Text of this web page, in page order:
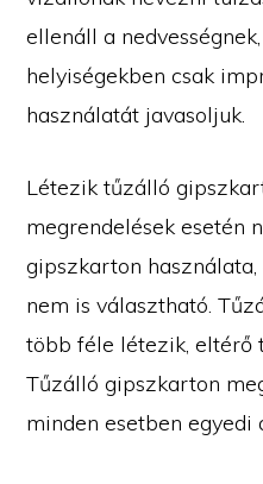
ellenáll a
helyiségekben csak
használatát javasoljuk.
Létezik tűzálló
megrendelések esetén
gipszkarton
nem is választható.
több féle létezik, eltérő
Tűzálló gipszkarton
minden esetben egyedi